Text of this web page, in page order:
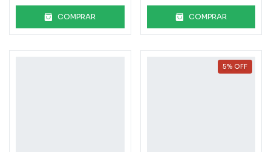
COMPRAR COMPRAR
5% OFF